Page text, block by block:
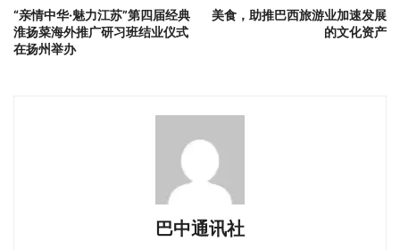
​“亲情中华·魅力江苏”第四届经典
淮扬菜海外推广研习班结业仪式
在扬州举办
美食，助推巴西旅游业加速发展
的文化资产
巴中通讯社